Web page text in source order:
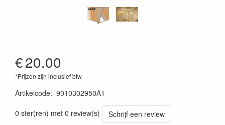
€20.00
*Prijzen zijn inclusief btw
Artikelcode: 9010302950A1
0 ster(ren) met 0 review(s)
Schrijf een review